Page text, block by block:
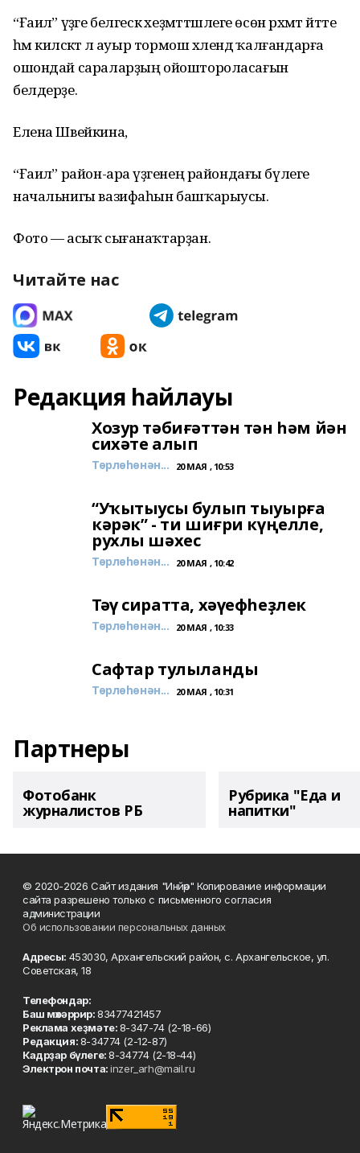
“Ғаилә” үҙәге белгескә хеҙмәттәшлеге өсөн рәхмәт әйтте
һәм киләсәктә лә ауыр тормош хәлендә ҡалғандарға
ошондай сараларҙың ойоштороласағын
белдерҙе.
Елена Швейкина,
“Ғаилә” район-ара үҙәгенең райондағы бүлеге
начальнигы вазифаһын башҡарыусы.
Фото — асыҡ сығанаҡтарҙан.
Читайте нас
Редакция һайлауы
Хозур тәбиғәттән тән һәм йән
сихәте алып
Төрлөһөнән... 20 МАЯ , 10:53
“Уҡытыусы булып тыуырға
кәрәк” - ти шиғри күңелле,
рухлы шәхес
Төрлөһөнән... 20 МАЯ , 10:42
Тәү сиратта, хәүефһеҙлек
Төрлөһөнән... 20 МАЯ , 10:33
Сафтар тулыланды
Төрлөһөнән... 20 МАЯ , 10:31
Партнеры
Фотобанк
журналистов РБ
Рубрика "Еда и
напитки"
© 2020-2026 Сайт издания "Инйәр" Копирование информации
сайта разрешено только с письменного согласия
администрации
Об использовании персональных данных
Адресы: 453030, Архангельский район, с. Архангельское, ул.
Советская, 18
Телефондар:
Баш мөхәррир:83477421457
Реклама хеҙмәте:8-347-74 (2-18-66)
Редакция:8-34774 (2-12-87)
Кадрҙар бүлеге:8-34774 (2-18-44)
Электрон почта:inzer_arh@mail.ru